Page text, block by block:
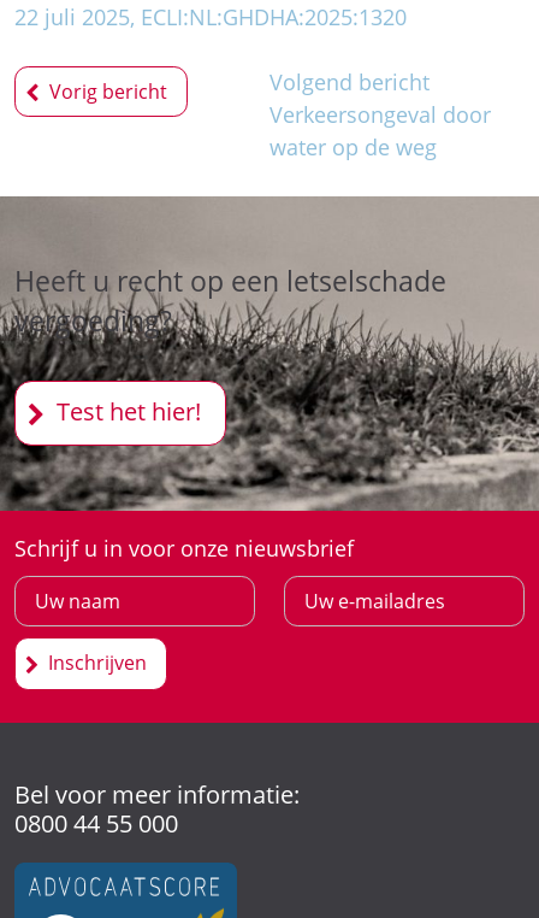
22 juli 2025, ECLI:NL:GHDHA:2025:1320
Bericht
navigatie
Vorig bericht
Volgend bericht
Verkeersongeval door
water op de weg
Heeft u recht op een letselschade
vergoeding?
Test het hier!
Schrijf u in voor onze nieuwsbrief
Inschrijven
Bel voor meer informatie:
0800 44 55 000